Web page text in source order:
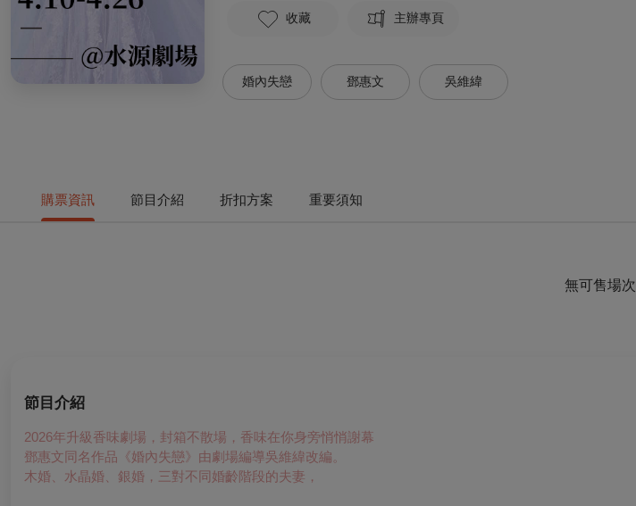
收藏 主辦專頁
婚內失戀 鄧惠文 吳維緯
購票資訊 節目介紹 折扣方案 重要須知
無可售場次
節目介紹
2026年升級香味劇場，封箱不散場，香味在你身旁悄悄謝幕
鄧惠文同名作品《婚內失戀》由劇場編導吳維緯改編。
木婚、水晶婚、銀婚，三對不同婚齡階段的夫妻，